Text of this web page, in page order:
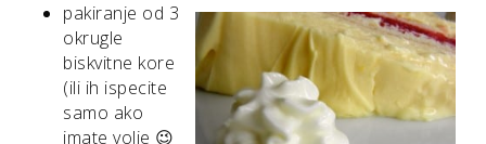
pakiranje od 3
okrugle
biskvitne kore
(ili ih ispecite
samo ako
imate volje 😉